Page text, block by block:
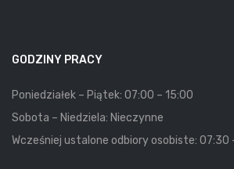
GODZINY PRACY
Poniedziałek – Piątek: 07:00 – 15:00
Sobota – Niedziela: Nieczynne
Wcześniej ustalone odbiory osobiste: 07:30